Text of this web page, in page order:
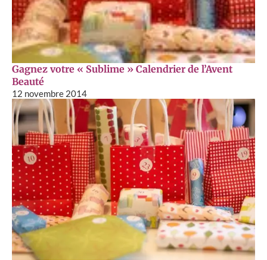
Gagnez votre « Sublime » Calendrier de l’Avent
Beauté
12 novembre 2014